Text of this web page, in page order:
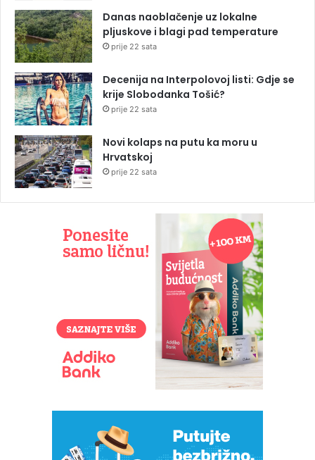
Danas naoblačenje uz lokalne
pljuskove i blagi pad temperature
prije 22 sata
Decenija na Interpolovoj listi: Gdje se
krije Slobodanka Tošić?
prije 22 sata
Novi kolaps na putu ka moru u
Hrvatskoj
prije 22 sata